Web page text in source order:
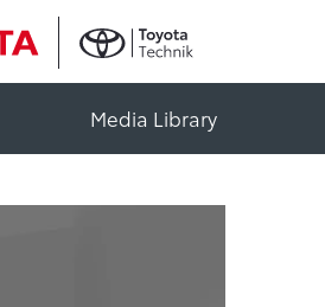
Media Library